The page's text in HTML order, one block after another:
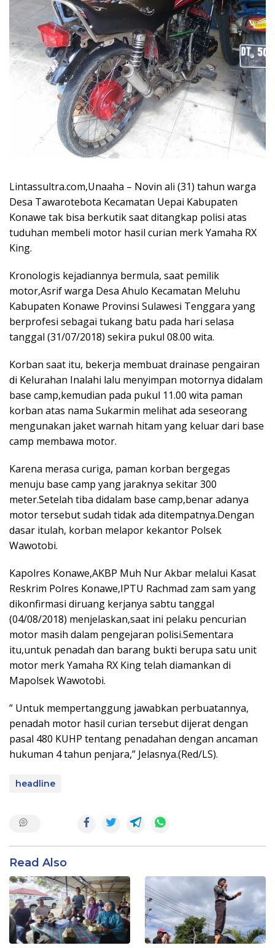
Lintassultra.com,Unaaha – Novin ali (31) tahun warga
Desa Tawarotebota Kecamatan Uepai Kabupaten
Konawe tak bisa berkutik saat ditangkap polisi atas
tuduhan membeli motor hasil curian merk Yamaha RX
King.
Kronologis kejadiannya bermula, saat pemilik
motor,Asrif warga Desa Ahulo Kecamatan Meluhu
Kabupaten Konawe Provinsi Sulawesi Tenggara yang
berprofesi sebagai tukang batu pada hari selasa
tanggal (31/07/2018) sekira pukul 08.00 wita.
Korban saat itu, bekerja membuat drainase pengairan
di Kelurahan Inalahi lalu menyimpan motornya didalam
base camp,kemudian pada pukul 11.00 wita paman
korban atas nama Sukarmin melihat ada seseorang
mengunakan jaket warnah hitam yang keluar dari base
camp membawa motor.
Karena merasa curiga, paman korban bergegas
menuju base camp yang jaraknya sekitar 300
meter.Setelah tiba didalam base camp,benar adanya
motor tersebut sudah tidak ada ditempatnya.Dengan
dasar itulah, korban melapor kekantor Polsek
Wawotobi.
Kapolres Konawe,AKBP Muh Nur Akbar melalui Kasat
Reskrim Polres Konawe,IPTU Rachmad zam sam yang
dikonfirmasi diruang kerjanya sabtu tanggal
(04/08/2018) menjelaskan,saat ini pelaku pencurian
motor masih dalam pengejaran polisi.Sementara
itu,untuk penadah dan barang bukti berupa satu unit
motor merk Yamaha RX King telah diamankan di
Mapolsek Wawotobi.
” Untuk mempertanggung jawabkan perbuatannya,
penadah motor hasil curian tersebut dijerat dengan
pasal 480 KUHP tentang penadahan dengan ancaman
hukuman 4 tahun penjara,” Jelasnya.(Red/LS).
headline
Read Also